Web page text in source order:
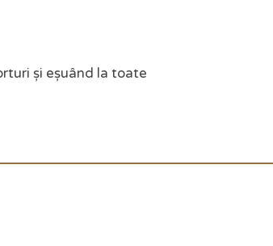
și eșuând la toate